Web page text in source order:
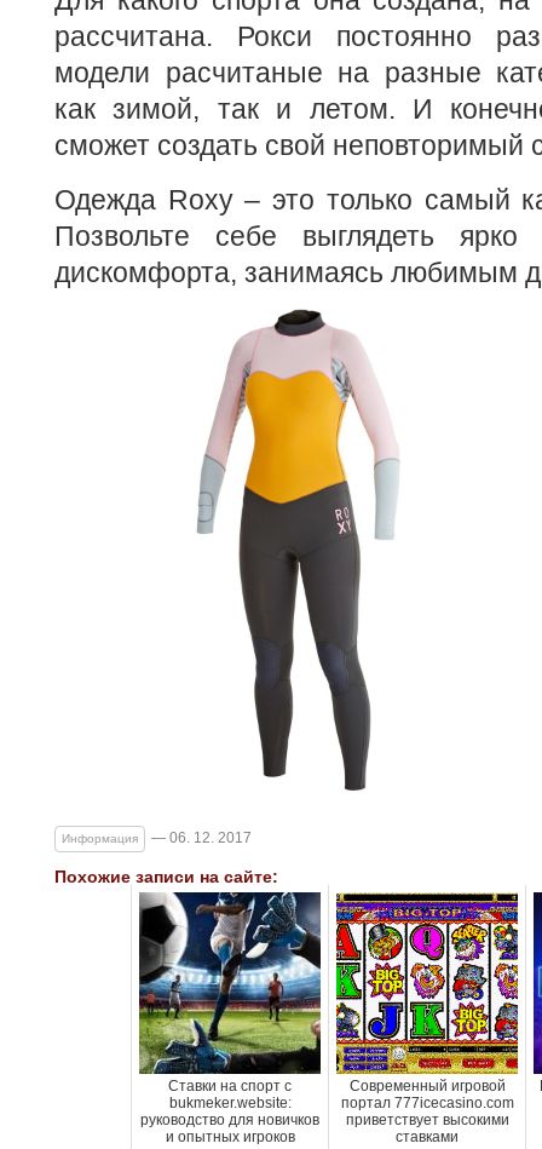
рассчитана. Рокси постоянно
модели расчитаные на разные
как зимой, так и летом. И
сможет создать свой неповторимый
Одежда Roxy – это только самый
Позвольте себе выглядеть
дискомфорта, занимаясь любимым
Информация — 06. 12. 2017
Похожие записи на сайте:
Ставки на спорт с
bukmeker.website:
руководство для новичков
и опытных игроков
Современный игровой
портал 777icecasino.com
приветствует высокими
ставками